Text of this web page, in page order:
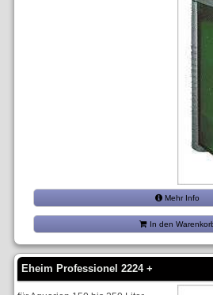
Mehr Info
In den
Eheim Professionel 2224 +